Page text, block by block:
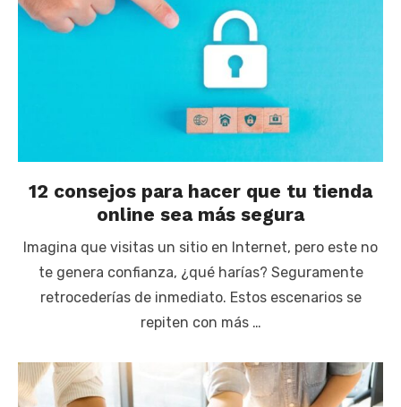
12 consejos para hacer que tu tienda
online sea más segura
Imagina que visitas un sitio en Internet, pero este no
te genera confianza, ¿qué harías? Seguramente
retrocederías de inmediato. Estos escenarios se
repiten con más …